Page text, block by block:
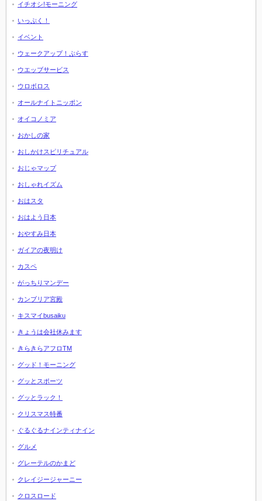
イチオシ!モーニング
いっぷく！
イベント
ウェークアップ！ぷらす
ウエッブサービス
ウロボロス
オールナイトニッポン
オイコノミア
おかしの家
おしかけスピリチュアル
おじゃマップ
おしゃれイズム
おはスタ
おはよう日本
おやすみ日本
ガイアの夜明け
カスペ
がっちりマンデー
カンブリア宮殿
キスマイbusaiku
きょうは会社休みます
きらきらアフロTM
グッド！モーニング
グッとスポーツ
グッとラック！
クリスマス特番
ぐるぐるナインティナイン
グルメ
グレーテルのかまど
クレイジージャーニー
クロスロード